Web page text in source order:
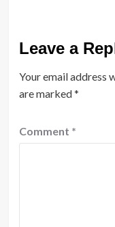
Leave a
Your email address
are marked*
Comment *